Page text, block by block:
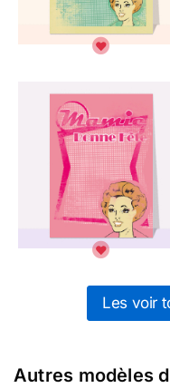
Les voir
Autres modèles